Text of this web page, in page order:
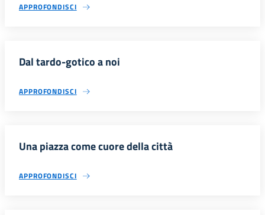
APPROFONDISCI
Dal tardo-gotico a noi
APPROFONDISCI
Una piazza come cuore della città
APPROFONDISCI